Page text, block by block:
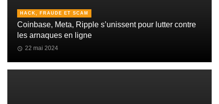
HACK, FRAUDE ET SCAM
Coinbase, Meta, Ripple s’unissent pour lutter contre
les arnaques en ligne
22 mai 2024